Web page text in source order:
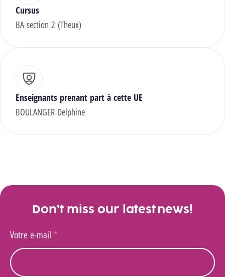
Cursus
BA section 2 (Theux)
Enseignants prenant part à cette UE
BOULANGER Delphine
Don’t miss our latest news!
Votre e-mail *